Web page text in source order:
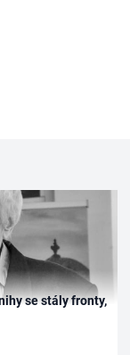
se stály fronty,